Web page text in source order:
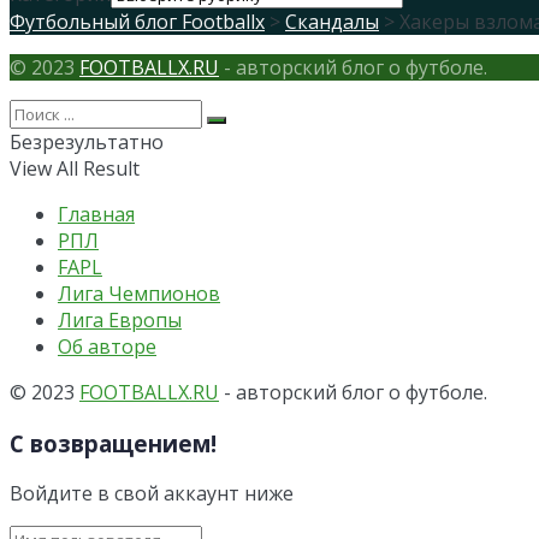
Футбольный блог Footballx > Скандалы > Хакеры
© 2023 FOOTBALLX.RU - авторский блог о футболе.
Безрезультатно
View All Result
Главная
РПЛ
FAPL
Лига Чемпионов
Лига Европы
Об авторе
© 2023 FOOTBALLX.RU - авторский блог о футболе.
С возвращением!
Войдите в свой аккаунт ниже